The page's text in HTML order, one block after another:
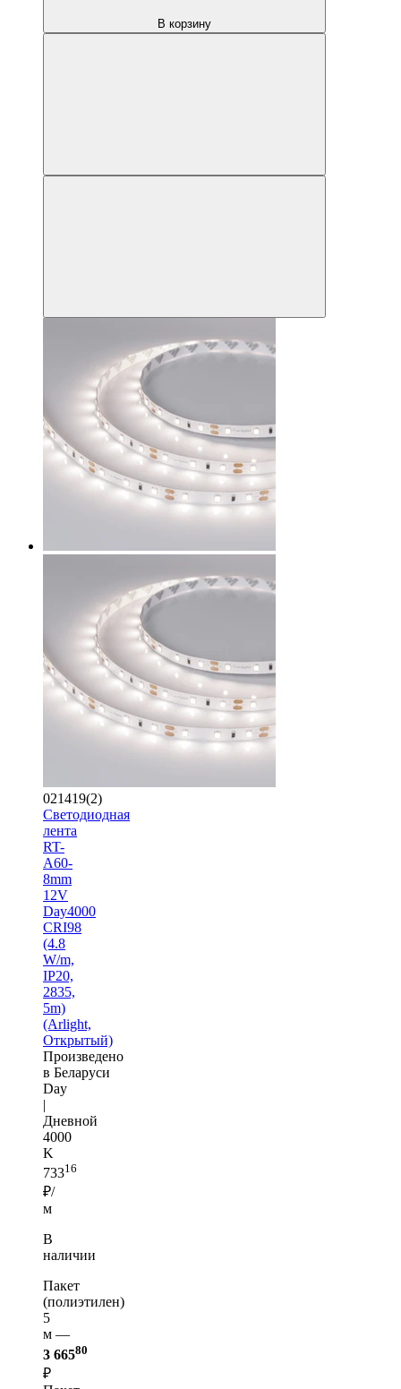
В корзину
021419(2)
Светодиодная
лента
RT-
A60-
8mm
12V
Day4000
CRI98
(4.8
W/m,
IP20,
2835,
5m)
(Arlight,
Открытый)
Произведено
в Беларуси
Day
|
Дневной
4000
K
73316
₽/
м
В
наличии
Пакет
(полиэтилен)
5
м —
3 66580
₽